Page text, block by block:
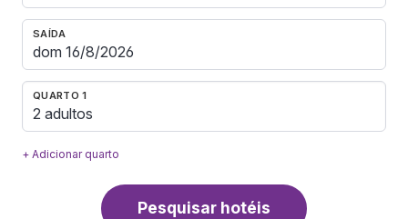
SAÍDA
QUARTO 1
2 adultos
+ Adicionar quarto
Pesquisar hotéis